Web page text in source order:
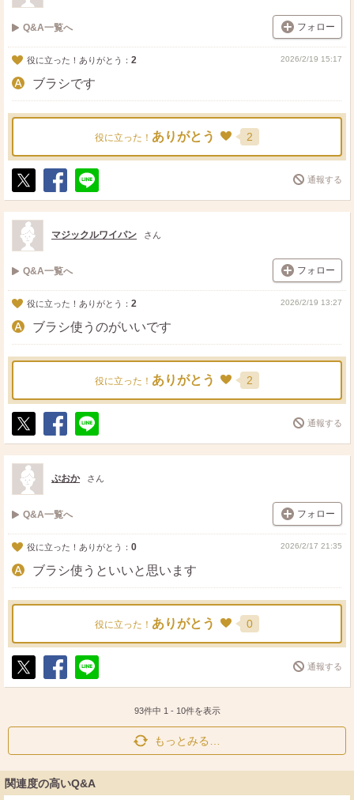
Q&A一覧へ フォロー
役に立った！ありがとう： 2 2026/2/19 15:17
ブラシです
役に立った！ ありがとう 2
ポ
ス
ト
シ
ェ
送
る
通報する
マジックルワイパン さん
Q&A一覧へ フォロー
役に立った！ありがとう： 2 2026/2/19 13:27
ブラシ使うのがいいです
役に立った！ ありがとう 2
ポ
ス
ト
シ
ェ
送
る
通報する
ぷおか さん
Q&A一覧へ フォロー
役に立った！ありがとう： 0 2026/2/17 21:35
ブラシ使うといいと思います
役に立った！ ありがとう 0
ポ
シ
送
通報する
93件中 1 - 10件を表示
もっとみる…
関連度の高いQ&A